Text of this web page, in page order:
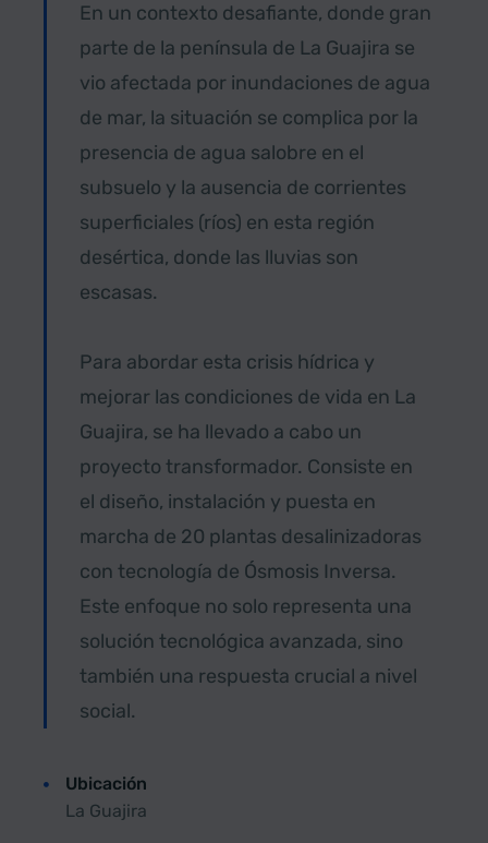
En un contexto desafiante, donde gran
parte de la península de La Guajira se
vio afectada por inundaciones de agua
de mar, la situación se complica por la
presencia de agua salobre en el
subsuelo y la ausencia de corrientes
superficiales (ríos) en esta región
desértica, donde las lluvias son
escasas.
Para abordar esta crisis hídrica y
mejorar las condiciones de vida en La
Guajira, se ha llevado a cabo un
proyecto transformador. Consiste en
el diseño, instalación y puesta en
marcha de 20 plantas desalinizadoras
con tecnología de Ósmosis Inversa.
Este enfoque no solo representa una
solución tecnológica avanzada, sino
también una respuesta crucial a nivel
social.
Ubicación
La Guajira